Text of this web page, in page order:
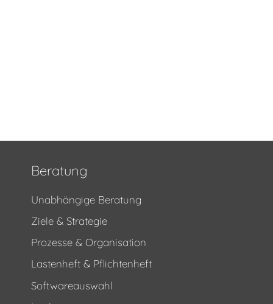
Beratung
Unabhängige Beratung
Ziele & Strategie
Prozesse & Organisation
Lastenheft & Pflichtenheft
Softwareauswahl